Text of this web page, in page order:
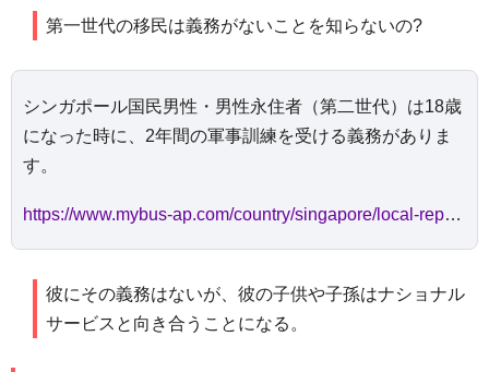
第一世代の移民は義務がないことを知らないの?
シンガポール国民男性・男性永住者（第二世代）は18歳
になった時に、2年間の軍事訓練を受ける義務がありま
す。
https://www.mybus-ap.com/country/singapore/local-report-detail/861
彼にその義務はないが、彼の子供や子孫はナショナル
サービスと向き合うことになる。